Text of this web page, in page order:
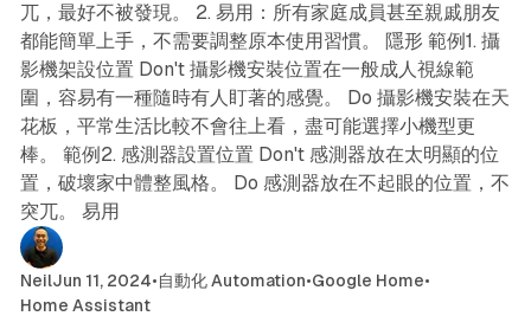
兀，最好不被發現。 2. 易用：所有家庭成員甚至親戚朋友
都能簡單上手，不需要調整原本使用習慣。 隱形 範例1. 攝
影機架設位置 Don't 攝影機安裝位置在一般成人視線範
圍，容易有一種隨時有人盯著的感覺。 Do 攝影機安裝在天
花板，平常生活比較不會往上看，盡可能選擇小機型更
棒。 範例2. 感測器設置位置 Don't 感測器放在太明顯的位
置，破壞家中體整風格。 Do 感測器放在不起眼的位置，不
突兀。 易用
NeilJun 11, 2024•自動化 Automation•Google Home•
Home Assistant
5 min read